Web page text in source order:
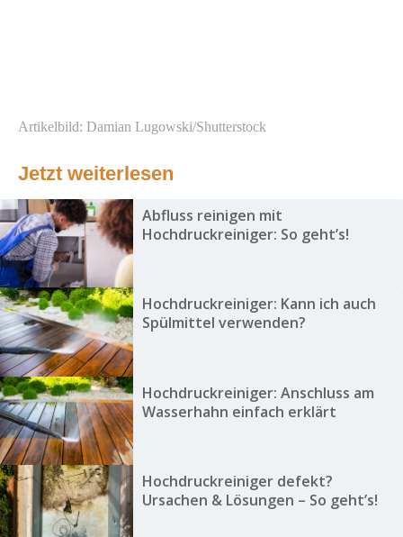
Artikelbild: Damian Lugowski/Shutterstock
Jetzt weiterlesen
Abfluss reinigen mit
Hochdruckreiniger: So geht’s!
Hochdruckreiniger: Kann ich auch
Spülmittel verwenden?
Hochdruckreiniger: Anschluss am
Wasserhahn einfach erklärt
Hochdruckreiniger defekt?
Ursachen & Lösungen – So geht’s!